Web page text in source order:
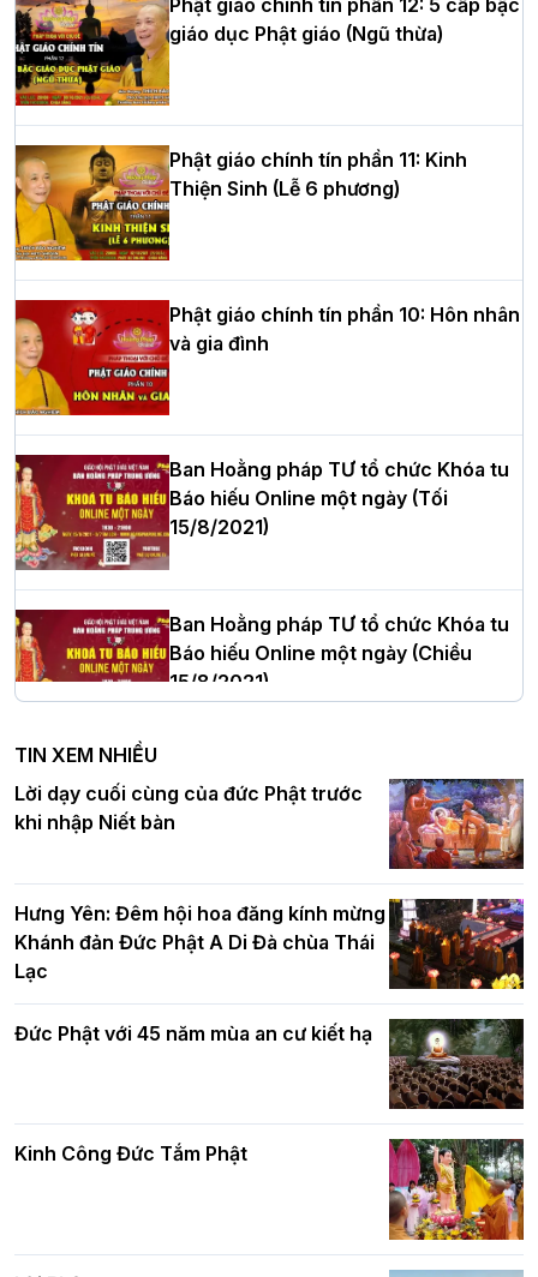
Học yêu thương trong ngày tu tập thứ
tư của Khóa sinh hoạt Phật pháp mùa
hè tại chùa Bằng
HT.Thích Thọ Lạc được suy cử làm tân
Trưởng BTS GHPGVN tỉnh Nghệ An
Hòa thượng Thích Quảng Tùng tái đắc
cử Trưởng BTS GHPGVN thành phố Hải
Phòng nhiệm kỳ 2026 – 2031
Thượng tọa Thích Tâm Chính được suy
cử tân Trưởng ban Trị sự GHPGVN tỉnh
Hà Nội: Tăng Ni Trường hạ Bồ Đề trang
nghiêm tác pháp Tiền an cư PL.2570 –
DL.2026
chúc mừng Phật đản BTS GHPGVN TP.
Hà Nội
Hơn 5.000 người tham dự diễu hành,
đô hòa bình và phát triển
giáo dục Phật giáo (Ngũ thừa)
Phật giáo chính tín phần 11: Kinh
Thiện Sinh (Lễ 6 phương)
Phật giáo chính tín phần 10: Hôn nhân
và gia đình
Ban Hoằng pháp TƯ tổ chức Khóa tu
Báo hiếu Online một ngày (Tối
15/8/2021)
Ban Hoằng pháp TƯ tổ chức Khóa tu
Báo hiếu Online một ngày (Chiều
15/8/2021)
Ban Hoằng pháp TƯ tổ chức Khóa tu
Báo hiếu Online một ngày (Sáng
15/8/2021)
Tinh thần yêu nước của Phật giáo
Phật giáo chính tín Phần 9: Giải thích
TIN XEM NHIỀU
Lời dạy cuối cùng của đức Phật trước
khi nhập Niết bàn
Hưng Yên: Đêm hội hoa đăng kính mừng
Khánh đản Đức Phật A Di Đà chùa Thái
Lạc
Đức Phật với 45 năm mùa an cư kiết hạ
Kinh Công Đức Tắm Phật